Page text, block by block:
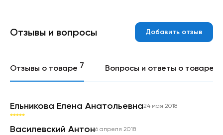
Отзывы и вопросы Добавить отзыв
Отзывы о товаре 7 Вопросы и ответы о товаре
Ельникова Елена Анатольевна24 мая 2018
Василевский Антон6 апреля 2018